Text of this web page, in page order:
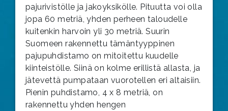
pajurivistölle ja jakoyksikölle. Pituutta voi olla
jopa 60 metriä, yhden perheen taloudelle
kuitenkin harvoin yli 30 metriä. Suurin
Suomeen rakennettu tämäntyyppinen
pajupuhdistamo on mitoitettu kuudelle
kiinteistölle. Siinä on kolme erillistä allasta, ja
jätevettä pumpataan vuorotellen eri altaisiin.
Pienin puhdistamo, 4 x 8 metriä, on
rakennettu yhden hengen